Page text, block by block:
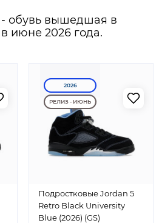
обувь вышедшая в
июне 2026 года.
2026
РЕЛИЗ - ИЮНЬ
Подростковые Jordan 5
Retro Black University
Blue (2026) (GS)